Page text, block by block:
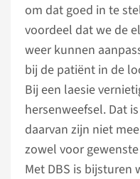
om dat goed in te
voordeel dat we de
weer kunnen
bij de patiënt in de
Bij een laesie
hersenweefsel. Dat
daarvan zijn niet
zowel voor
Met DBS is bijsturen